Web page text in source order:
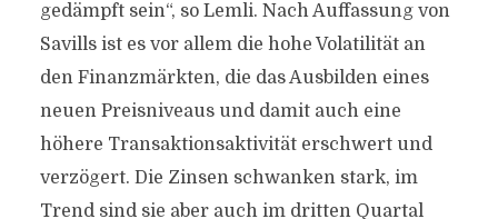
gedämpft sein“, so Lemli. Nach Auffassung von
Savills ist es vor allem die hohe Volatilität an
den Finanzmärkten, die das Ausbilden eines
neuen Preisniveaus und damit auch eine
höhere Transaktionsaktivität erschwert und
verzögert. Die Zinsen schwanken stark, im
Trend sind sie aber auch im dritten Quartal